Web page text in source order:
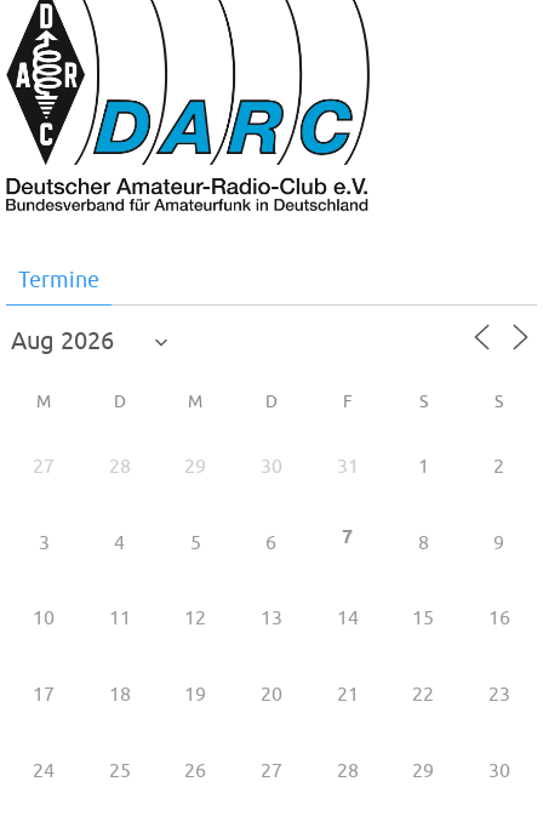
Termine
M D M D F S S
27 28 29 30 31 1 2
3 4 5 6 7 8 9
10 11 12 13 14 15 16
17 18 19 20 21 22 23
24 25 26 27 28 29 30